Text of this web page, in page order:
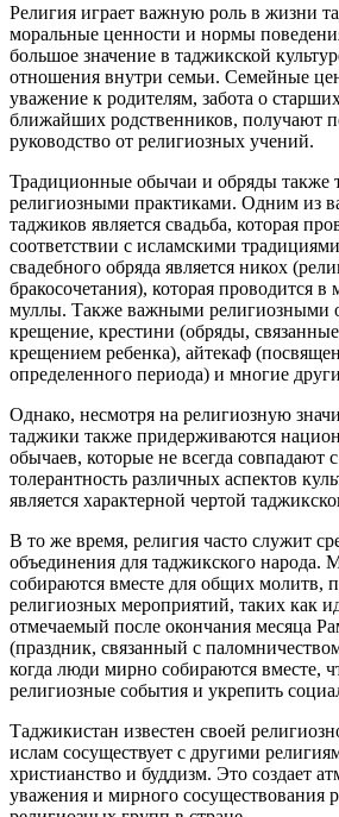
Религия играет важную роль в жизни
моральные ценности и нормы
большое значение в таджикской
отношения внутри семьи. Семейные
уважение к родителям, забота о
ближайших родственников, получают
руководство от религиозных учений.
Традиционные обычаи и обряды также
религиозными практиками. Одним из
таджиков является свадьба, которая
соответствии с исламскими
свадебного обряда является никох
бракосочетания), которая проводится в
муллы. Также важными религиозными
крещение, крестини (обряды,
крещением ребенка), айтекаф
определенного периода) и многие
Однако, несмотря на религиозную
таджики также придерживаются
обычаев, которые не всегда совпадают
толерантность различных аспектов
является характерной чертой
В то же время, религия часто служит
объединения для таджикского народа.
собираются вместе для общих молитв,
религиозных мероприятий, таких как
отмечаемый после окончания месяца
(праздник, связанный с
когда люди мирно собираются вместе,
религиозные события и укрепить
Таджикистан известен своей
ислам сосуществует с другими
христианство и буддизм. Это создает
уважения и мирного сосуществования